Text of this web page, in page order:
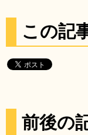
この記
前後の